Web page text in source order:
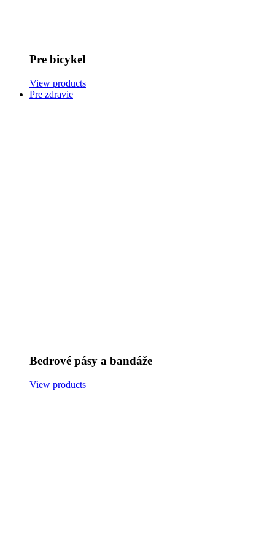
Pre bicykel
View products
Pre zdravie
Bedrové pásy a bandáže
View products